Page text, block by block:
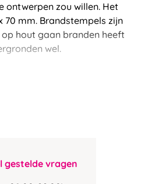
ontwerpen zou willen. Het
mm. Brandstempels zijn
hout gaan branden heeft
wel.
gestelde vragen